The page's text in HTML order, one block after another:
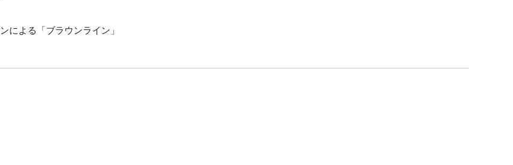
による「ブラウンライン」